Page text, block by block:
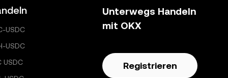
USDC
USDC
USDC
Unterwegs Handeln
mit OKX
Registrieren